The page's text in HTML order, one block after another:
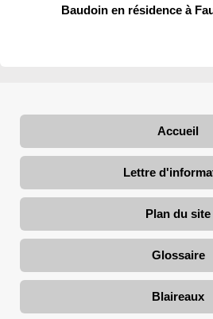
Baudoin en résidence à
Accueil
Lettre
Plan du site
Glossaire
Blaireaux